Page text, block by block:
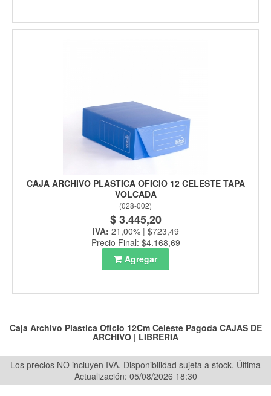
CAJA ARCHIVO PLASTICA OFICIO 12 CELESTE TAPA
VOLCADA
(028-002)
$ 3.445,20
IVA: 21,00% | $723,49
Precio Final: $4.168,69
Agregar
Caja Archivo Plastica Oficio 12Cm Celeste Pagoda CAJAS DE
ARCHIVO | LIBRERIA
Los precios NO incluyen IVA. Disponibilidad sujeta a stock. Última
Actualización: 05/08/2026 18:30